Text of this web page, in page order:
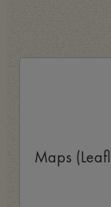
Maps